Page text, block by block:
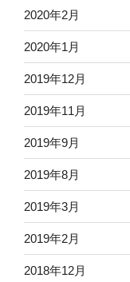
2020年2月
2020年1月
2019年12月
2019年11月
2019年9月
2019年8月
2019年3月
2019年2月
2018年12月